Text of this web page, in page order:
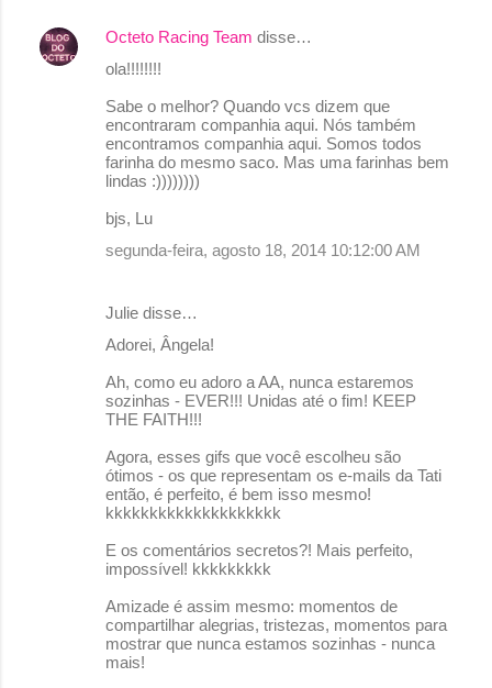
C
Octeto Racing Team disse…
ola!!!!!!!!
Sabe o melhor? Quando vcs dizem que
encontraram companhia aqui. Nós também
encontramos companhia aqui. Somos todos
farinha do mesmo saco. Mas uma farinhas bem
lindas :))))))))
bjs, Lu
segunda-feira, agosto 18, 2014 10:12:00 AM
Julie disse…
Adorei, Ângela!
Ah, como eu adoro a AA, nunca estaremos
sozinhas - EVER!!! Unidas até o fim! KEEP
THE FAITH!!!
Agora, esses gifs que você escolheu são
ótimos - os que representam os e-mails da Tati
então, é perfeito, é bem isso mesmo!
kkkkkkkkkkkkkkkkkkkk
E os comentários secretos?! Mais perfeito,
impossível! kkkkkkkkk
Amizade é assim mesmo: momentos de
compartilhar alegrias, tristezas, momentos para
mostrar que nunca estamos sozinhas - nunca
mais!